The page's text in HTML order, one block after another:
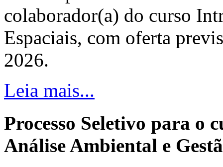
colaborador(a) do curso
Espaciais, com oferta
2026.
Leia mais...
Processo Seletivo para o
Análise Ambiental e